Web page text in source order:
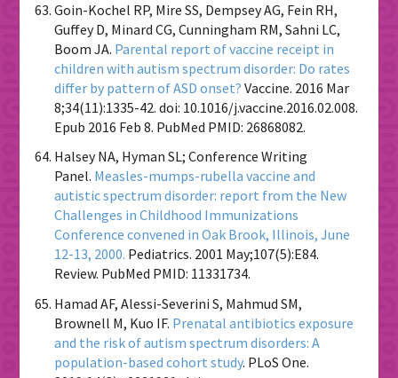
Goin-Kochel RP, Mire SS, Dempsey AG, Fein RH,
Guffey D, Minard CG, Cunningham RM, Sahni LC,
Boom JA. Parental report of vaccine receipt in
children with autism spectrum disorder: Do rates
differ by pattern of ASD onset? Vaccine. 2016 Mar
8;34(11):1335-42. doi: 10.1016/j.vaccine.2016.02.008.
Epub 2016 Feb 8. PubMed PMID: 26868082.
Halsey NA, Hyman SL; Conference Writing
Panel. Measles-mumps-rubella vaccine and
autistic spectrum disorder: report from the New
Challenges in Childhood Immunizations
Conference convened in Oak Brook, Illinois, June
12-13, 2000. Pediatrics. 2001 May;107(5):E84.
Review. PubMed PMID: 11331734.
Hamad AF, Alessi-Severini S, Mahmud SM,
Brownell M, Kuo IF. Prenatal antibiotics exposure
and the risk of autism spectrum disorders: A
population-based cohort study. PLoS One.